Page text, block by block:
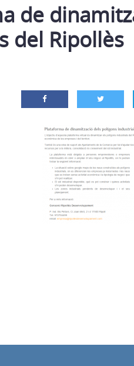
de
del Ripollès